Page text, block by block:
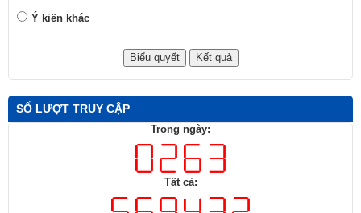
Ý kiến khác
SỐ LƯỢT TRUY CẬP
Trong ngày:
Tất cả: